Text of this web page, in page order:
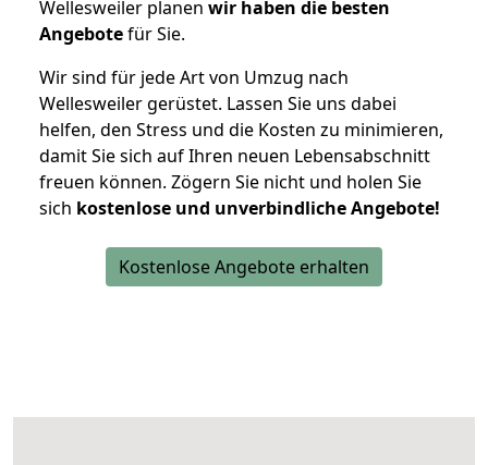
Wellesweiler planen wir haben die besten
Angebotefür Sie.
Wir sind für jede Art von Umzug nach
Wellesweiler gerüstet. Lassen Sie uns dabei
helfen, den Stress und die Kosten zu minimieren,
damit Sie sich auf Ihren neuen Lebensabschnitt
freuen können. Zögern Sie nicht und holen Sie
sich kostenlose und unverbindliche Angebote!
Kostenlose Angebote erhalten